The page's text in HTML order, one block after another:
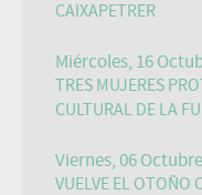
CAIXAPETRER
Miércoles, 16
TRES MUJERES
CULTURAL DE LA
Viernes, 06
VUELVE EL OTOÑO